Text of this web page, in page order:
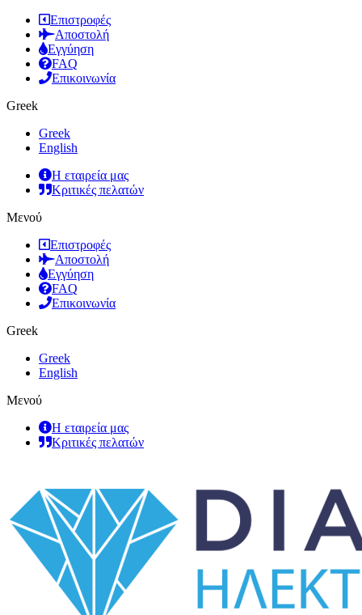
Επιστροφές
Αποστολή
Εγγύηση
FAQ
Επικοινωνία
Greek
Greek
English
Η εταιρεία μας
Κριτικές πελατών
Μενού
Επιστροφές
Αποστολή
Εγγύηση
FAQ
Επικοινωνία
Greek
Greek
English
Μενού
Η εταιρεία μας
Κριτικές πελατών